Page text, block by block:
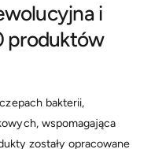
i
produktów
bakterii,
wspomagająca
zostały opracowane